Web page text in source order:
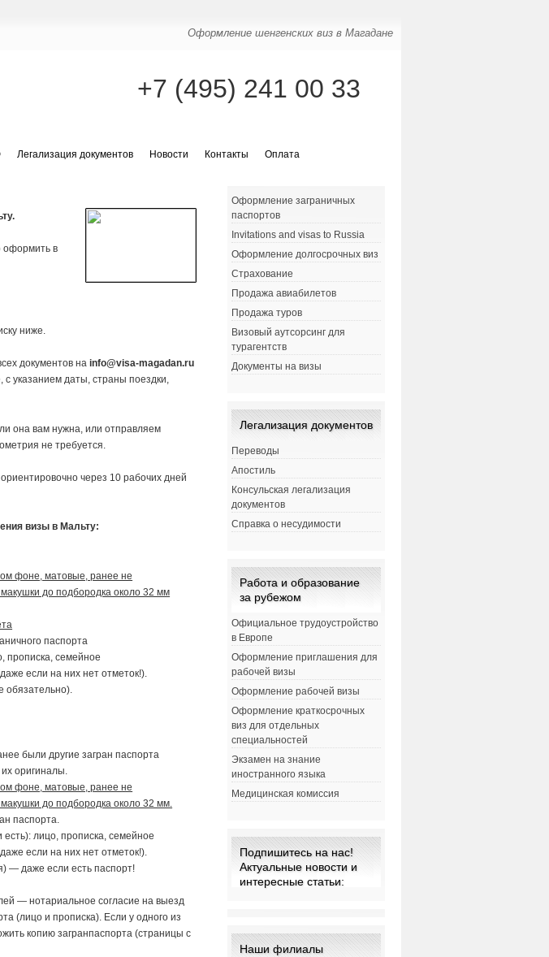
Оформление шенгенских виз в Магадане
+7 (495) 241 00 33
Легализация документов Новости Контакты Оплата
оформить в
ниже.
документов наinfo@visa-magadan.ru
с указанием даты, страны поездки,
она вам нужна, или отправляем
не требуется.
через 10 рабочих дней
визы в Мальту:
фоне, матовые, ранее не
до подбородка около 32 мм
паспорта
прописка, семейное
если на них нет отметок!).
обязательно).
были другие загран паспорта
оригиналы.
фоне, матовые, ранее не
до подбородка около 32 мм.
паспорта.
лицо, прописка, семейное
если на них нет отметок!).
— даже если есть паспорт!
— нотариальное согласиена выезд
(лицо и прописка). Если у одного из
копию загранпаспорта (страницы с
Оформление заграничных
паспортов
Invitations and visas to Russia
Оформление долгосрочных виз
Страхование
Продажа авиабилетов
Продажа туров
Визовый аутсорсинг для
турагентств
Документы на визы
Легализация документов
Переводы
Апостиль
Консульская легализация
документов
Справка о несудимости
Работа и образование
за рубежом
Официальное трудоустройство
в Европе
Оформление приглашения для
рабочей визы
Оформление рабочей визы
Оформление краткосрочных
виз для отдельных
специальностей
Экзамен на знание
иностранного языка
Медицинская комиссия
Подпишитесь на нас!
Актуальные новости и
интересные статьи:
Наши филиалы